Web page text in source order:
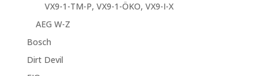
VX9-1-TM-P, VX9-1-ÖKO, VX9-I-X
AEG W-Z
Bosch
Dirt Devil